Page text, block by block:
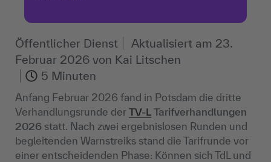
Öffentlicher Dienst Aktualisiert am 23.
Februar 2026 von Kai Litschen
5 Minuten
Anfang Februar 2026 fand in Potsdam die dritte
Verhandlungsrunde der TV-L Tarifverhandlungen
2026 statt. Nach zwei ergebnislosen Runden und
begleitenden Warnstreiks stand die Tarifrunde vor
einer entscheidenden Phase: Können sich TdL und